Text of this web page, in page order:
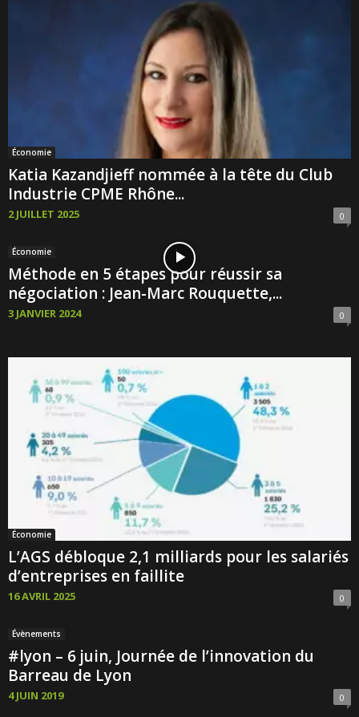
Économie
Katia Kazandjieff nommée à la tête du Club
Industrie CPME Rhône...
2 JUILLET 2025 0
Économie
Méthode en 5 étapes pour réussir sa
négociation : Jean-Marc Rouquette,...
3 JANVIER 2024 0
Économie
L’AGS débloque 2,1 milliards pour les salariés
d’entreprises en faillite
16 AVRIL 2025 0
Évènements
#lyon – 6 juin, Journée de l’innovation du
Barreau de Lyon
4 JUIN 2019 0